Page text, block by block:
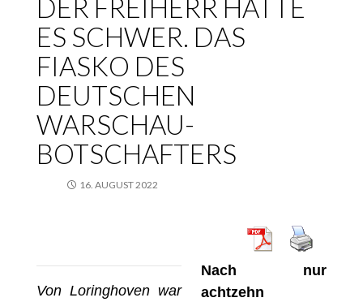
DER FREIHERR HATTE
ES SCHWER. DAS
FIASKO DES
DEUTSCHEN
WARSCHAU-
BOTSCHAFTERS
16. AUGUST 2022
Von Loringhoven war
Nach nur
achtzehn